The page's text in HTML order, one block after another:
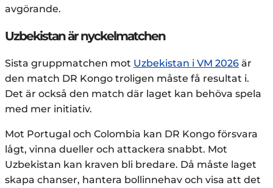
avgörande.
Uzbekistan är nyckelmatchen
Sista gruppmatchen mot Uzbekistan i VM 2026 är
den match DR Kongo troligen måste få resultat i.
Det är också den match där laget kan behöva spela
med mer initiativ.
Mot Portugal och Colombia kan DR Kongo försvara
lågt, vinna dueller och attackera snabbt. Mot
Uzbekistan kan kraven bli bredare. Då måste laget
skapa chanser, hantera bollinnehav och visa att det